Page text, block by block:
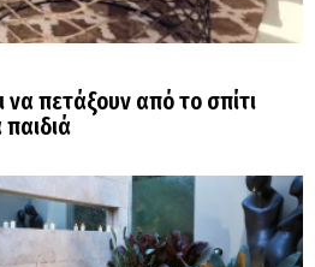
να πετάξουν από το σπίτι